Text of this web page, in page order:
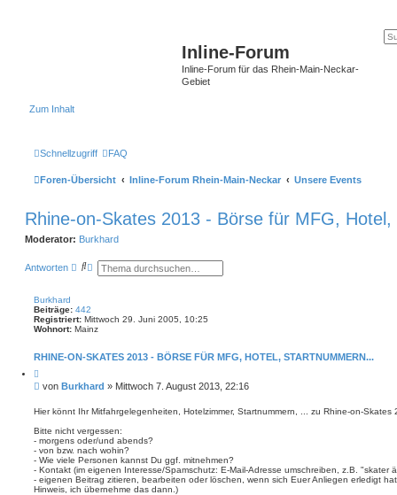
Inline-Forum
Inline-Forum für das Rhein-Main-Neckar-
Gebiet
Zum Inhalt
Schnellzugriff FAQ
Foren-Übersicht Inline-Forum Rhein-Main-Neckar Unsere Events
Rhine-on-Skates 2013 - Börse für MFG,
Moderator: Burkhard
Antworten
S
e
E
t
e
e
c
e
Burkhard
Beiträge: 442
Registriert: Mittwoch 29. Juni 2005, 10:25
Wohnort: Mainz
RHINE-ON-SKATES 2013 - BÖRSE FÜR MFG, HOTEL, STARTNUMMERN...
i
t
e
e
n
B
i
r
a
g
von Burkhard » Mittwoch 7. August 2013, 22:16
Hier könnt Ihr Mitfahrgelegenheiten, Hotelzimmer, Startnummern, ... zu Rhine-on-
Bitte nicht vergessen:
- morgens oder/und abends?
- von bzw. nach wohin?
- Wie viele Personen kannst Du ggf. mitnehmen?
- Kontakt (im eigenen Interesse/Spamschutz: E-Mail-Adresse umschreiben, z.B. "skater
- eigenen Beitrag zitieren, bearbeiten oder löschen, wenn sich Euer Anliegen erledigt
Hinweis, ich übernehme das dann.)